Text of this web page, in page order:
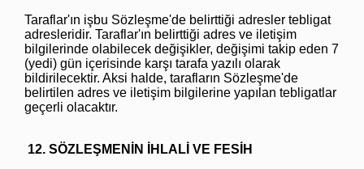
Taraflar'ın işbu Sözleşme'de belirttiği adresler tebligat
adresleridir. Taraflar'ın belirttiği adres ve iletişim
bilgilerinde olabilecek değişikler, değişimi takip eden 7
(yedi) gün içerisinde karşı tarafa yazılı olarak
bildirilecektir. Aksi halde, tarafların Sözleşme'de
belirtilen adres ve iletişim bilgilerine yapılan tebligatlar
geçerli olacaktır.
12. SÖZLEŞMENİN İHLALİ VE FESİH